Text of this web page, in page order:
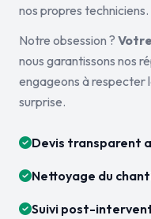
nos propres techniciens.
Notre obsession ?
nous garantissons nos
engageons à respecter
surprise.
Devis transparent
Nettoyage du
Suivi post-